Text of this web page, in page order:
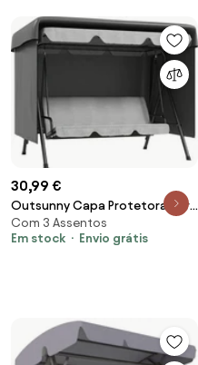
30,99 €
Outsunny Capa Protetora para
Baloiço de Jardim de 3 Lugares
215x155x150 cm Impermeável
Com 3 Assentos
Em stock
Envio grátis